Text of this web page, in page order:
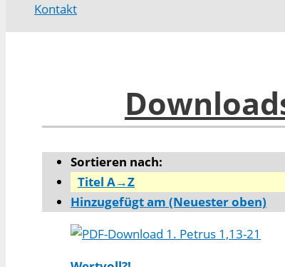
Kontakt
Sortieren nach:
Titel A→Z
Hinzugefügt am (Neuester oben)
1. Petrus 1,13-21